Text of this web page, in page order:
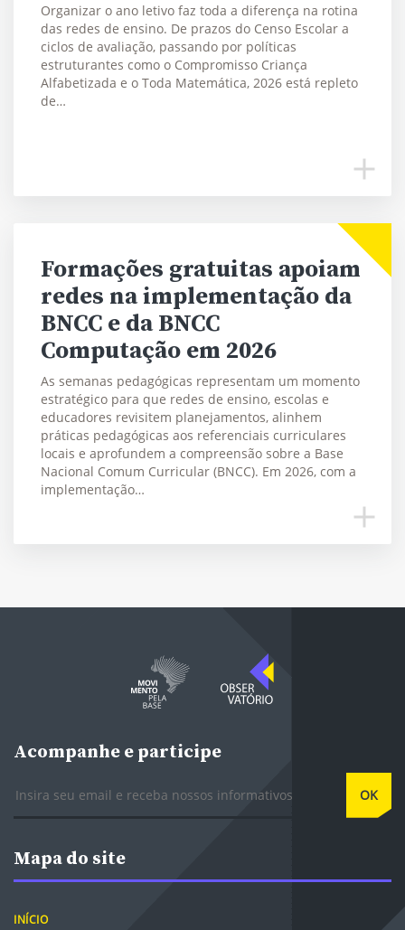
Organizar o ano letivo faz toda a diferença na rotina
das redes de ensino. De prazos do Censo Escolar a
ciclos de avaliação, passando por políticas
estruturantes como o Compromisso Criança
Alfabetizada e o Toda Matemática, 2026 está repleto
de…
Formações gratuitas apoiam
redes na implementação da
BNCC e da BNCC
Computação em 2026
As semanas pedagógicas representam um momento
estratégico para que redes de ensino, escolas e
educadores revisitem planejamentos, alinhem
práticas pedagógicas aos referenciais curriculares
locais e aprofundem a compreensão sobre a Base
Nacional Comum Curricular (BNCC). Em 2026, com a
implementação…
Acompanhe e participe
OK
Mapa do site
INÍCIO